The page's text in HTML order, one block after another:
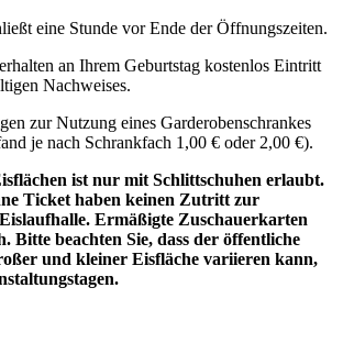
eine Stunde vor Ende der Öffnungszeiten.
an Ihrem Geburtstag kostenlos Eintritt
Nachweises.
zur Nutzung eines Garderobenschrankes
je nach Schrankfach 1,00 € oder 2,00 €).
ist nur mit Schlittschuhen erlaubt.
Ticket haben keinen Zutritt zur
Ermäßigte Zuschauerkarten
Bitte beachten Sie, dass der öffentliche
und kleiner Eisfläche variieren kann,